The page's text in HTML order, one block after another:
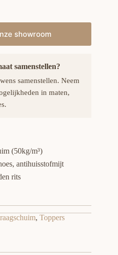
showroom
samenstellen?
samenstellen. Neem
in maten,
(50kg/m³)
antihuisstofmijt
rits
, Toppers